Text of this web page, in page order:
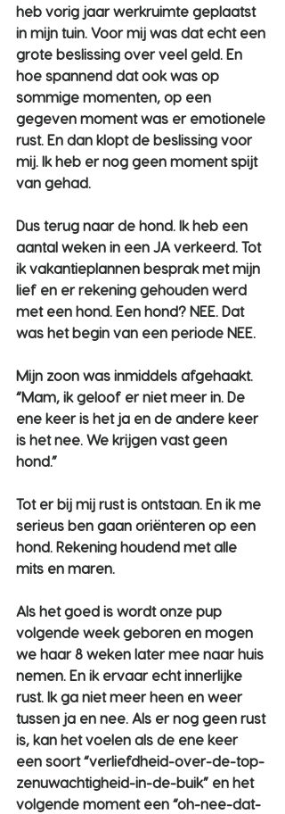
heb vorig jaar werkruimte geplaatst
in mijn tuin. Voor mij was dat echt een
grote beslissing over veel geld. En
hoe spannend dat ook was op
sommige momenten, op een
gegeven moment was er emotionele
rust. En dan klopt de beslissing voor
mij. Ik heb er nog geen moment spijt
van gehad.
Dus terug naar de hond. Ik heb een
aantal weken in een JA verkeerd. Tot
ik vakantieplannen besprak met mijn
lief en er rekening gehouden werd
met een hond. Een hond? NEE. Dat
was het begin van een periode NEE.
Mijn zoon was inmiddels afgehaakt.
“Mam, ik geloof er niet meer in. De
ene keer is het ja en de andere keer
is het nee. We krijgen vast geen
hond.”
Tot er bij mij rust is ontstaan. En ik me
serieus ben gaan oriënteren op een
hond. Rekening houdend met alle
mits en maren.
Als het goed is wordt onze pup
volgende week geboren en mogen
we haar 8 weken later mee naar huis
nemen. En ik ervaar echt innerlijke
rust. Ik ga niet meer heen en weer
tussen ja en nee. Als er nog geen rust
is, kan het voelen als de ene keer
een soort “verliefdheid-over-de-top-
zenuwachtigheid-in-de-buik” en het
volgende moment een “oh-nee-dat-